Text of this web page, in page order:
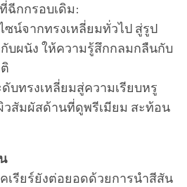
ฉีกกรอบเดิม:
ซน์จากทรงเหลี่ยมทั่วไป สู่รูป
บผนัง ให้ความรู้สึกกลมกลืนกับ
ดับทรงเหลี่ยมสู่ความเรียบหรู
ผิวสัมผัสด้านที่ดูพรีเมียม สะท้อน
เรียร์ยังต่อยอดด้วยการนำสีสัน